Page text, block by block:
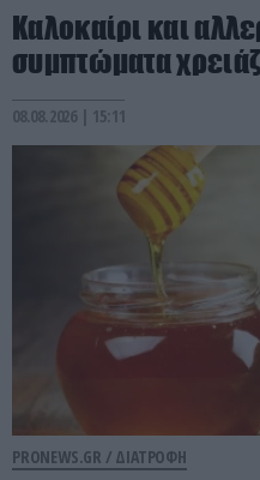
Καλοκαίρι και
συμπτώματα
08.08.2026 | 15:11
PRONEWS.GR / ΔΙΑΤΡΟΦΗ